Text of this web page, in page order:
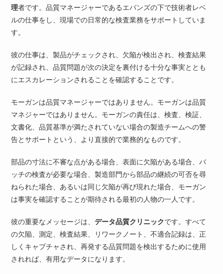
理者です。品質マネージャーであるエバンズの下で技術者レベ
ルの仕事をし、現場での日常的な検査業務をサポートしていま
す。
彼の仕事は、製品がチェックされ、欠陥が検出され、検査結果
が記録され、品質問題が次の決定を裏付ける十分な事実ととも
にエスカレーションされることを確認することです。
モーガンは品質マネージャーではありません。モーガンは品質
マネジャーではありません。モーガンの責任は、検査、検証、
文書化、品質基準が満たされていない場合の製造チームへの警
告とサポートという、より直接的で業務的なものです。
部品の寸法に不審な点がある場合、表面に欠陥がある場合、バ
ッチの検査が必要な場合、製造部門から部品の継続の可否を尋
ねられた場合、あるいは同じ欠陥が再び現れた場合、モーガン
は事実を確認することが期待される最初の人物の一人です。
彼の重要なメッセージは、データ品質クリニックです。すべて
の欠陥、測定、検査結果、リワークノート、不適合記録は、正
しくキャプチャされ、再発する品質問題を検出するために使用
されれば、有用なデータになります。